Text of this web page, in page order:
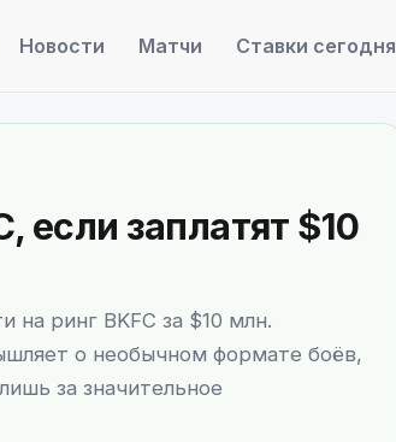
Новости Матчи Ставки сегодня
если заплатят $10
на ринг BKFC за $10 млн.
о необычном формате боёв,
за значительное